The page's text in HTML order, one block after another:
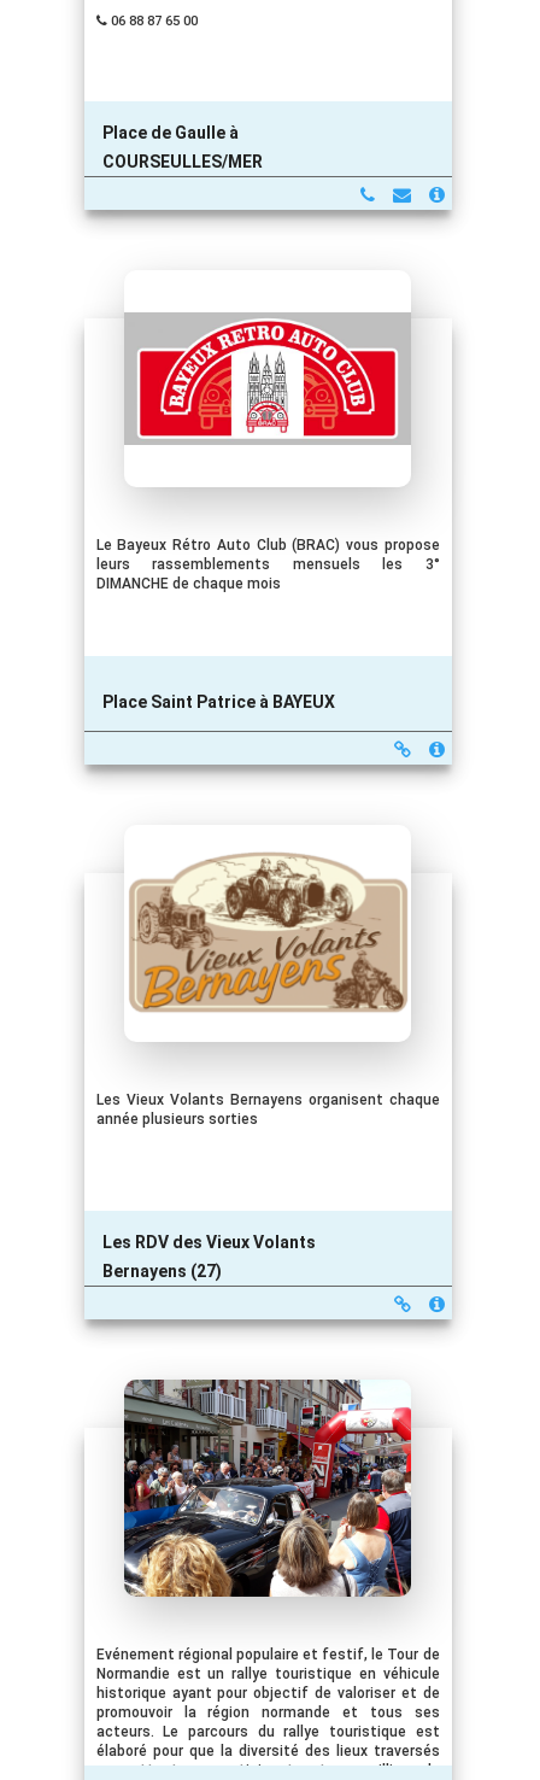
06 88 87 65 00
Place de Gaulle à
COURSEULLES/MER
Le Bayeux Rétro Auto Club (BRAC) vous propose
leurs rassemblements mensuels les 3°
DIMANCHE de chaque mois
Place Saint Patrice à BAYEUX
Les Vieux Volants Bernayens organisent chaque
année plusieurs sorties
Les RDV des Vieux Volants
Bernayens (27)
Evénement régional populaire et festif, le Tour de
Normandie est un rallye touristique en véhicule
historique ayant pour objectif de valoriser et de
promouvoir la région normande et tous ses
acteurs. Le parcours du rallye touristique est
élaboré pour que la diversité des lieux traversés
permettent aux participants et aux milliers de